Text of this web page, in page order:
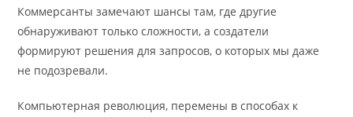
Коммерсанты замечают шансы там, где другие
обнаруживают только сложности, а создатели
формируют решения для запросов, о которых мы даже
не подозревали.
Компьютерная революция, перемены в способах к